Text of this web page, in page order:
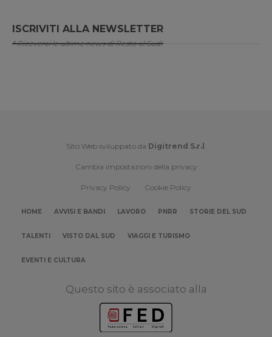
ISCRIVITI ALLA NEWSLETTER
* Riceverai le ultime news di Resto al Sud!
Sito Web sviluppato da Digitrend S.r.l .
Cambia impostazioni della privacy
Privacy Policy Cookie Policy
HOME AVVISI E BANDI LAVORO PNRR STORIE DEL SUD
TALENTI VISTO DAL SUD VIAGGI E TURISMO
EVENTI E CULTURA
Questo sito è associato alla